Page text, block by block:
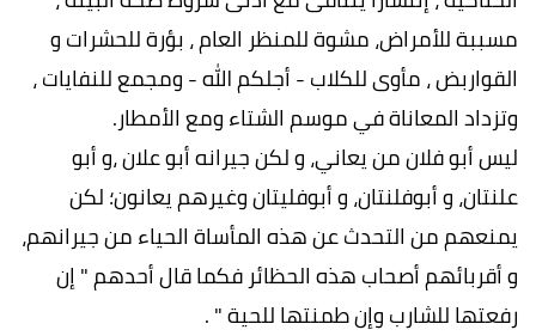
مسببة للأمراض، مشوة للمنظر العام ، بؤرة للحشرات و
القواربض ، مأوى للكلاب - أجلكم الله - ومجمع للنفايات ،
وتزداد المعاناة في موسم الشتاء ومع الأمطار.
ليس أبو فلان من يعاني، و لكن جيرانه أبو علان ،و أبو
علنتان، و أبوفلنتان، و أبوفليتان وغيرهم يعانون؛ لكن
يمنعهم من التحدث عن هذه المأساة الحياء من جيرانهم،
و أقربائهم أصحاب هذه الحظائر فكما قال أحدهم " إن
رفعتها للشارب وإن طمنتها للحية " .